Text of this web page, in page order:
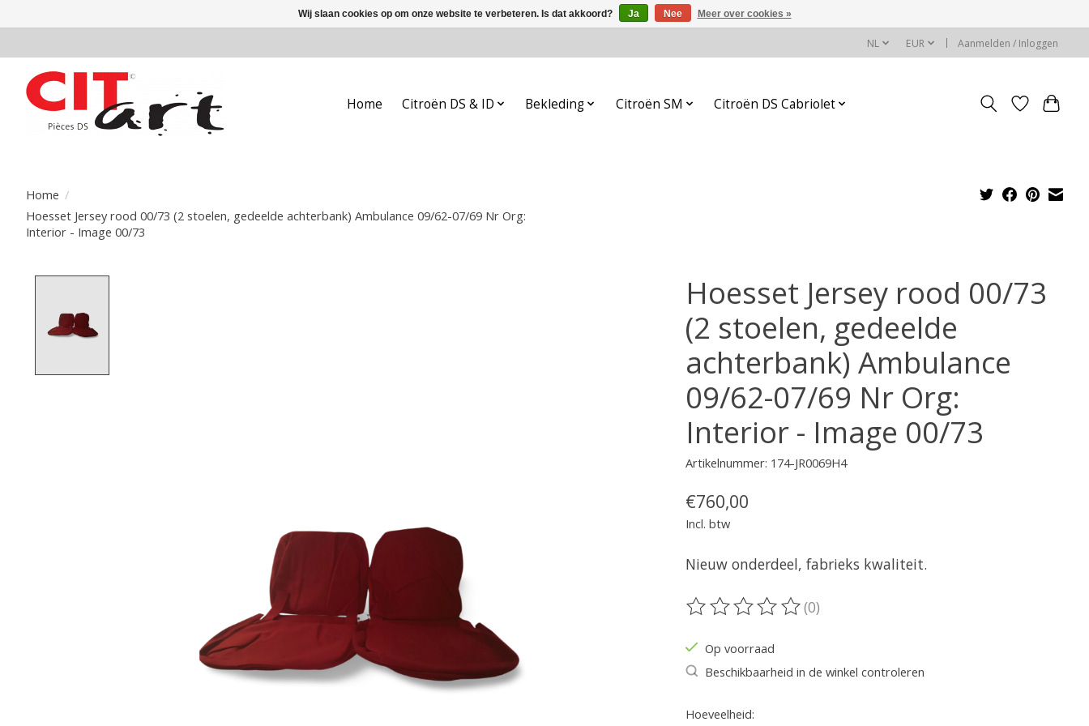
NL EUR Aanmelden / Inloggen
Home Citroën DS & ID Bekleding Citroën SM Citroën DS Cabriolet
Home /
Hoesset Jersey rood 00/73 (2 stoelen, gedeelde achterbank) Ambulance 09/62-07/69 Nr Org:
Interior - Image 00/73
Hoesset Jersey rood 00/73
(2 stoelen, gedeelde
achterbank) Ambulance
09/62-07/69 Nr Org:
Interior - Image 00/73
Artikelnummer: 174-JR0069H4
€760,00
Incl. btw
Nieuw onderdeel, fabrieks kwaliteit.
De beoordeling van dit product is
(0)
Op voorraad
Beschikbaarheid in de winkel controleren
Hoeveelheid:
Wij slaan cookies op om onze website te verbeteren. Is dat akkoord? Ja Nee Meer over cookies »